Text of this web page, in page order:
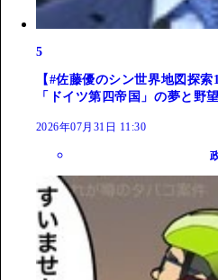
5
【#佐藤優のシン世界地図探
「ドイツ第四帝国」の夢と野望
2026年07月31日 11:30